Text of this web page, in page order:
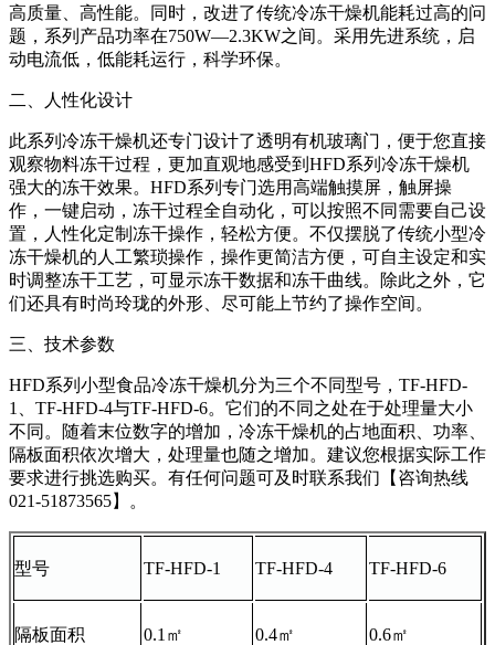
高质量、高性能。同时，改进了传统冷冻干燥机能耗过高的问
题，系列产品功率在750W—2.3KW之间。采用先进系统，启
动电流低，低能耗运行，科学环保。
二、人性化设计
此系列冷冻干燥机还专门设计了透明有机玻璃门，便于您直接
观察物料冻干过程，更加直观地感受到HFD系列冷冻干燥机
强大的冻干效果。HFD系列专门选用高端触摸屏，触屏操
作，一键启动，冻干过程全自动化，可以按照不同需要自己设
置，人性化定制冻干操作，轻松方便。不仅摆脱了传统小型冷
冻干燥机的人工繁琐操作，操作更简洁方便，可自主设定和实
时调整冻干工艺，可显示冻干数据和冻干曲线。除此之外，它
们还具有时尚玲珑的外形、尽可能上节约了操作空间。
三、技术参数
HFD系列小型食品冷冻干燥机分为三个不同型号，TF-HFD-
1、TF-HFD-4与TF-HFD-6。它们的不同之处在于处理量大小
不同。随着末位数字的增加，冷冻干燥机的占地面积、功率、
隔板面积依次增大，处理量也随之增加。建议您根据实际工作
要求进行挑选购买。有任何问题可及时联系我们【咨询热线
021-51873565】。
型号 TF-HFD-1 TF-HFD-4 TF-HFD-6
隔板面积 0.1㎡ 0.4㎡ 0.6㎡